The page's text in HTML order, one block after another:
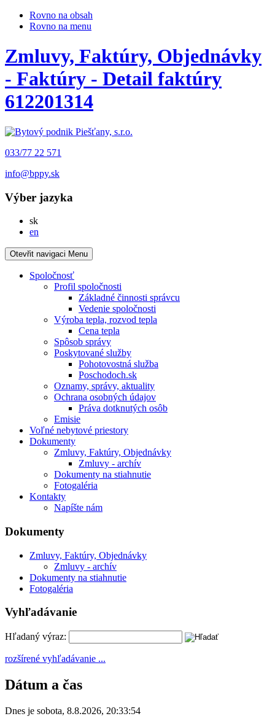
Rovno na obsah
Rovno na menu
Zmluvy, Faktúry, Objednávky
- Faktúry - Detail faktúry
612201314
033/77 22 571
info@bppy.sk
Výber jazyka
skSlovensky
en
Otevřit navigaci Menu
Spoločnosť
Profil spoločnosti
Základné činnosti správcu
Vedenie spoločnosti
Výroba tepla, rozvod tepla
Cena tepla
Spôsob správy
Poskytované služby
Pohotovostná služba
Poschodoch.sk
Oznamy, správy, aktuality
Ochrana osobných údajov
Práva dotknutých osôb
Emisie
Voľné nebytové priestory
Dokumenty
Zmluvy, Faktúry, Objednávky
Zmluvy - archív
Dokumenty na stiahnutie
Fotogaléria
Kontakty
Napíšte nám
Dokumenty
Zmluvy, Faktúry, Objednávky
Zmluvy - archív
Dokumenty na stiahnutie
Fotogaléria
Vyhľadávanie
Hľadaný výraz:
rozšírené vyhľadávanie ...
Dátum a čas
Dnes je sobota, 8.8.2026, 20:33:54